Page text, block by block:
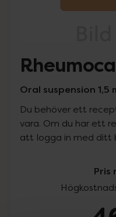
Oral suspension
Du behöver ett
vara. Om du har ett
att logga in med ditt
Pris